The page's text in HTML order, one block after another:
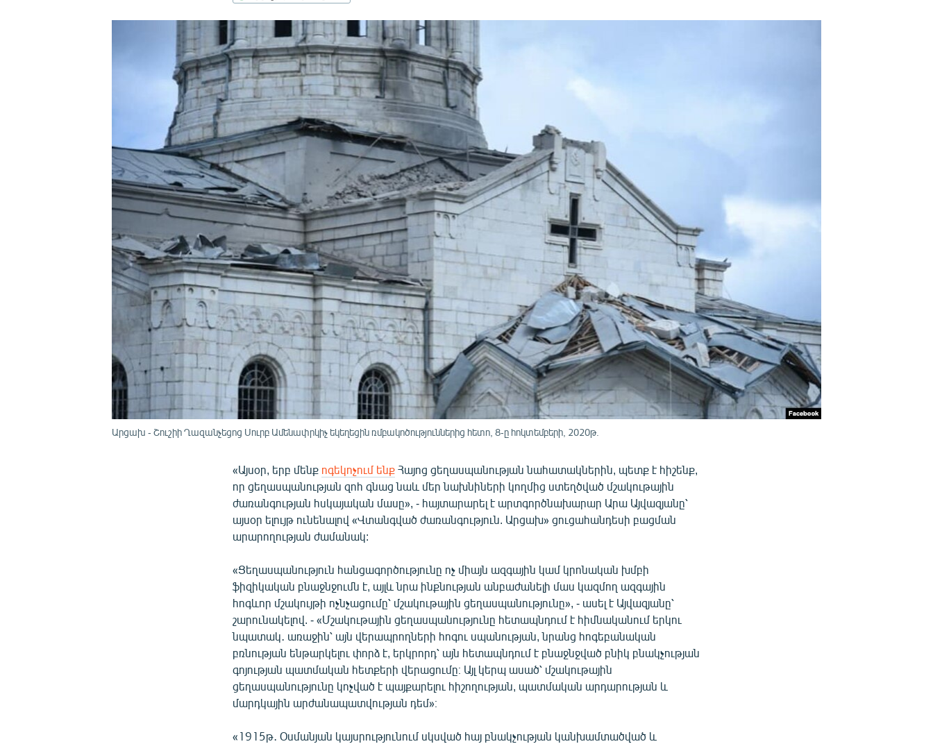
ՁԳՏԵԼՈՎ ԼԱՎԱԳՈՒՅՆԻՆ
Արցախ - Շուշիի Ղազանչեցոց Սուրբ Ամենափրկիչ եկեղեցին ռմբակոծություններից հետո, 8-ը հոկտեմբերի, 2020թ.
«Այսօր, երբ մենք ոգեկոչում ենք Հայոց ցեղասպանության նահատակներին, պետք է հիշենք,
որ ցեղասպանության զոհ գնաց նաև մեր նախնիների կողմից ստեղծված մշակութային
ժառանգության հսկայական մասը», - հայտարարել է արտգործնախարար Արա Այվազյանը՝
այսօր ելույթ ունենալով «Վտանգված ժառանգություն. Արցախ» ցուցահանդեսի բացման
արարողության ժամանակ:
«Ցեղասպանություն հանցագործությունը ոչ միայն ազգային կամ կրոնական խմբի
ֆիզիկական բնաջնջումն է, այլև նրա ինքնության անբաժանելի մաս կազմող ազգային
հոգևոր մշակույթի ոչնչացումը՝ մշակութային ցեղասպանությունը», - ասել է Այվազյանը՝
շարունակելով. - «Մշակութային ցեղասպանությունը հետապնդում է հիմնականում երկու
նպատակ․ առաջին՝ այն վերապրողների հոգու սպանության, նրանց հոգեբանական
բռնության ենթարկելու փորձ է, երկրորդ՝ այն հետապնդում է բնաջնջված բնիկ բնակչության
գոյության պատմական հետքերի վերացումը։ Այլ կերպ ասած՝ մշակութային
ցեղասպանությունը կոչված է պայքարելու հիշողության, պատմական արդարության և
մարդկային արժանապատվության դեմ»։
«1915թ․ Օսմանյան կայսրությունում սկսված հայ բնակչության կանխամտածված և